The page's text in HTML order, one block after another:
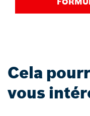
Cela
vous